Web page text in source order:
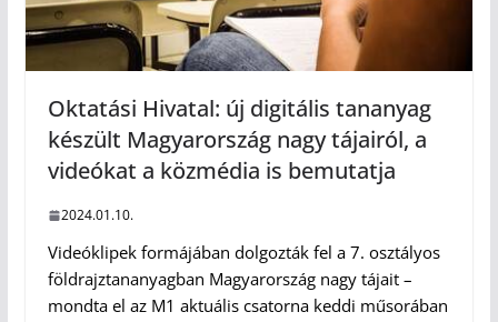
Oktatási Hivatal: új digitális tananyag
készült Magyarország nagy tájairól, a
videókat a közmédia is bemutatja
2024.01.10.
Videóklipek formájában dolgozták fel a 7. osztályos
földrajztananyagban Magyarország nagy tájait –
mondta el az M1 aktuális csatorna keddi műsorában